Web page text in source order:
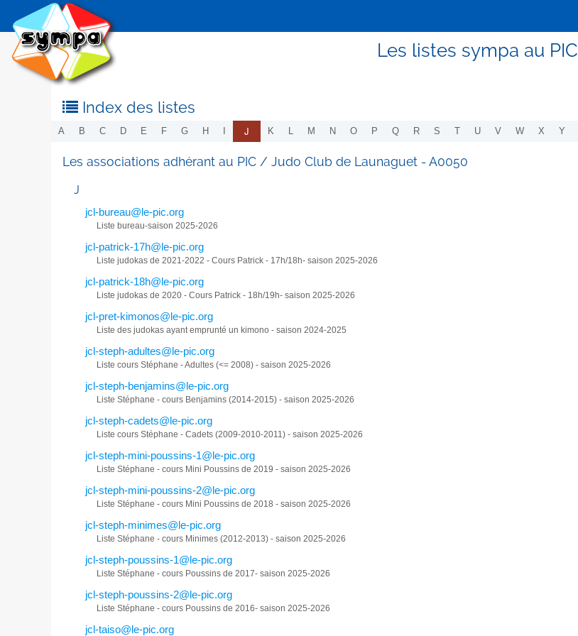
Les listes sympa au PIC
Index des listes
A B C D E F G H J K L M N O P Q R S T U V W X Y
Les associations adhérant au PIC / Judo Club de Launaguet - A0050
J
jcl-bureau@le-pic.org
Liste bureau-saison 2025-2026
jcl-patrick-17h@le-pic.org
Liste judokas de 2021-2022 - Cours Patrick - 17h/18h- saison 2025-2026
jcl-patrick-18h@le-pic.org
Liste judokas de 2020 - Cours Patrick - 18h/19h- saison 2025-2026
jcl-pret-kimonos@le-pic.org
Liste des judokas ayant emprunté un kimono - saison 2024-2025
jcl-steph-adultes@le-pic.org
Liste cours Stéphane - Adultes (<= 2008) - saison 2025-2026
jcl-steph-benjamins@le-pic.org
Liste Stéphane - cours Benjamins (2014-2015) - saison 2025-2026
jcl-steph-cadets@le-pic.org
Liste cours Stéphane - Cadets (2009-2010-2011) - saison 2025-2026
jcl-steph-mini-poussins-1@le-pic.org
Liste Stéphane - cours Mini Poussins de 2019 - saison 2025-2026
jcl-steph-mini-poussins-2@le-pic.org
Liste Stéphane - cours Mini Poussins de 2018 - saison 2025-2026
jcl-steph-minimes@le-pic.org
Liste Stéphane - cours Minimes (2012-2013) - saison 2025-2026
jcl-steph-poussins-1@le-pic.org
Liste Stéphane - cours Poussins de 2017- saison 2025-2026
jcl-steph-poussins-2@le-pic.org
Liste Stéphane - cours Poussins de 2016- saison 2025-2026
jcl-taiso@le-pic.org